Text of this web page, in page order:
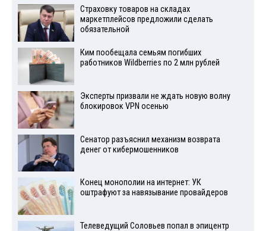
Страховку товаров на складах
маркетплейсов предложили сделать
обязательной
Ким пообещала семьям погибших
работников Wildberries по 2 млн рублей
Эксперты призвали не ждать новую волну
блокировок VPN осенью
Сенатор разъяснил механизм возврата
денег от кибермошенников
Конец монополии на интернет: УК
оштрафуют за навязывание провайдеров
Телеведущий Соловьев попал в эпицентр